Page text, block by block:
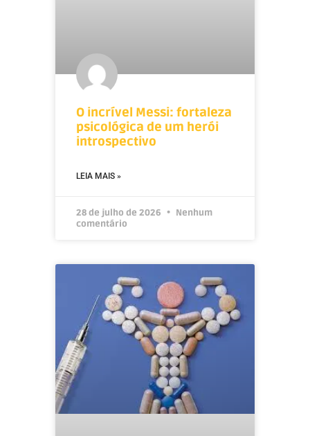
O incrível Messi: fortaleza
psicológica de um herói
introspectivo
LEIA MAIS »
28 de julho de 2026
Nenhum
comentário